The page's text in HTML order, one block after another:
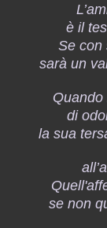
è il
Se con
sarà un
di
la sua
se non